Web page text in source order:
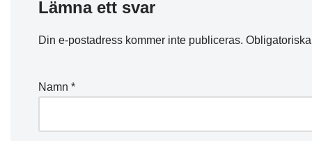
Lämna ett svar
Din e-postadress kommer inte publiceras.
Namn *